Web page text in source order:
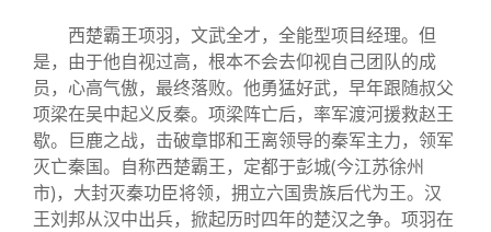
西楚霸王项羽，文武全才，全能型项目经理。但
是，由于他自视过高，根本不会去仰视自己团队的成
员，心高气傲，最终落败。他勇猛好武，早年跟随叔父
项梁在吴中起义反秦。项梁阵亡后，率军渡河援救赵王
歇。巨鹿之战，击破章邯和王离领导的秦军主力，领军
灭亡秦国。自称西楚霸王，定都于彭城(今江苏徐州
市)，大封灭秦功臣将领，拥立六国贵族后代为王。汉
王刘邦从汉中出兵，掀起历时四年的楚汉之争。项羽在